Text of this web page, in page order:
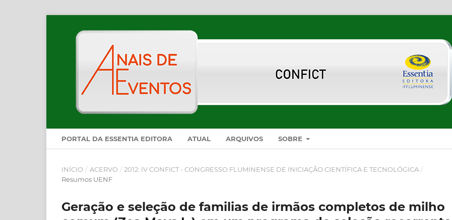
PORTAL DA ESSENTIA EDITORA ATUAL ARQUIVOS SOBRE
INÍCIO / ACERVO / 2012: IV CONFICT - CONGRESSO FLUMINENSE DE INICIAÇÃO CIENTÍFICA E TECNOLÓGICA /
Resumos UENF
Geração e seleção de familias de irmãos completos de milho